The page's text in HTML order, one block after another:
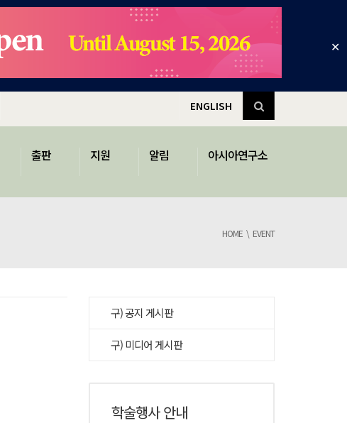
✕
ENGLISH
출판 지원 알림 아시아연구소
HOME EVENT
구) 공지 게시판
구) 미디어 게시판
학술행사 안내